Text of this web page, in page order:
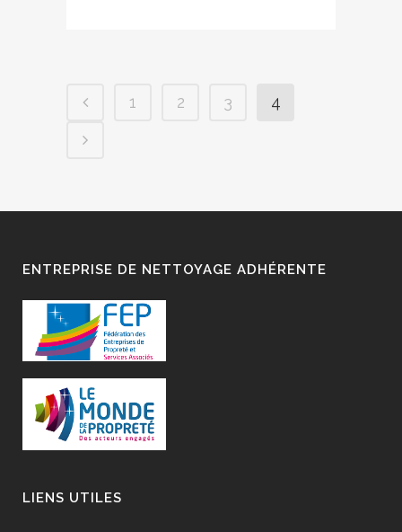
1 2 3 4
ENTREPRISE DE NETTOYAGE ADHÉRENTE
LIENS UTILES